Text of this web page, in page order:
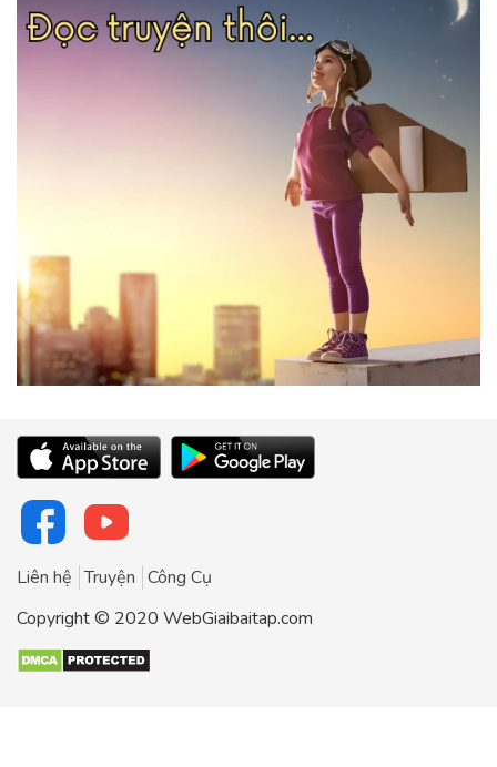
Liên hệ Truyện Công Cụ
Copyright © 2020 WebGiaibaitap.com